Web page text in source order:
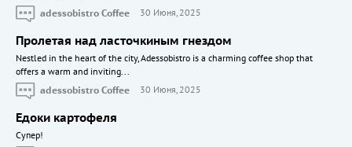
adessobistro Coffee
30 Июня, 2025
Пролетая над ласточкиным гнездом
Nestled in the heart of the city, Adessobistro is a charming coffee shop that
offers a warm and inviting...
adessobistro Coffee
30 Июня, 2025
Едоки картофеля
Cупер!